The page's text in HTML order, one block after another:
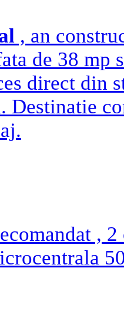
, an
de 38 mp
direct din
Destinatie
,